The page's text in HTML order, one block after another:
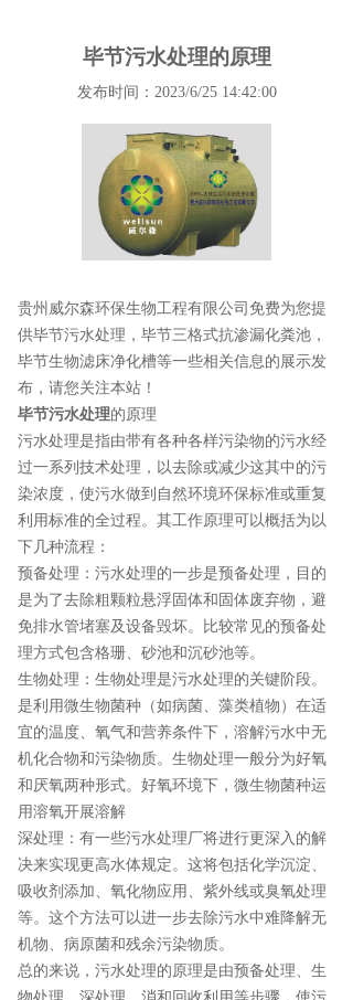
毕节污水处理的原理
发布时间：2023/6/25 14:42:00
贵州威尔森环保生物工程有限公司免费为您提
供毕节污水处理 ，毕节三格式抗渗漏化粪池，
毕节生物滤床净化槽等一些相关信息的展示发
布，请您关注本站！
毕节污水处理的原理
污水处理是指由带有各种各样污染物的污水经
过一系列技术处理，以去除或减少这其中的污
染浓度，使污水做到自然环境环保标准或重复
利用标准的全过程。其工作原理可以概括为以
下几种流程：
预备处理：污水处理的一步是预备处理，目的
是为了去除粗颗粒悬浮固体和固体废弃物，避
免排水管堵塞及设备毁坏。比较常见的预备处
理方式包含格珊、砂池和沉砂池等。
生物处理：生物处理是污水处理的关键阶段。
是利用微生物菌种（如病菌、藻类植物）在适
宜的温度、氧气和营养条件下，溶解污水中无
机化合物和污染物质。生物处理一般分为好氧
和厌氧两种形式。好氧环境下，微生物菌种运
用溶氧开展溶解
深处理：有一些污水处理厂将进行更深入的解
决来实现更高水体规定。这将包括化学沉淀、
吸收剂添加、氧化物应用、紫外线或臭氧处理
等。这个方法可以进一步去除污水中难降解无
机物、病原菌和残余污染物质。
总的来说，污水处理的原理是由预备处理、生